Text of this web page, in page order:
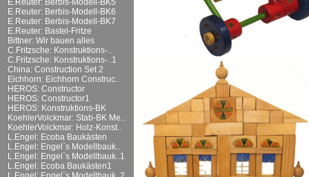
E.Reuter: Berbis-Modell-BK5
E.Reuter: Berbis-Modell-BK6
E.Reuter: Berbis-Modell-BK7
E.Reuter: Bastel-Fritze
Bittner: Wir bauen alles
C.Fritzsche: Konstruktions-..
C.Fritzsche: Konstruktions-..1
China: Construction Set 2
Eichhorn: Eichhorn Construc..
HEROS: Constructor
HEROS: Constructor1
HEROS: Konstruktions-BK
KoehlerVolckmar: Stab-BK Me..
KoehlerVolckmar: Holz-Konst..
L.Engel: Ecoba Baukästen
L.Engel: Engel`s Modellbauk..
L.Engel: Engel`s Modellbauk..1
L.Engel: Ecoba Baukästen1